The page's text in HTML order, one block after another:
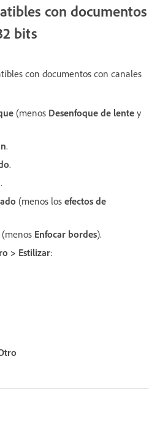
con documentos
bits
con documentos con canales
(menos Desenfoque de lente y
.
.
.
(menos los efectos de
(menos Enfocar bordes).
> Estilizar: